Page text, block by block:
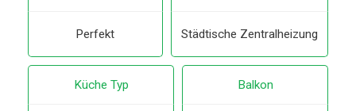
Perfekt Städtische Zentralheizung
Küche Typ Balkon